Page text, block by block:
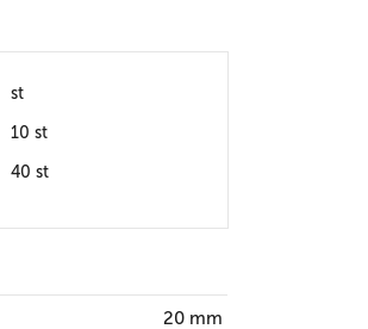
st
10 st
40 st
20 mm